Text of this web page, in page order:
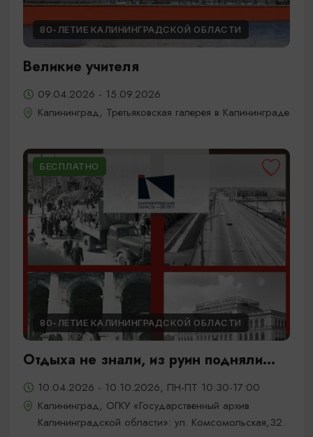
80-ЛЕТИЕ КАЛИНИНГРАДСКОЙ ОБЛАСТИ
Великие учителя
09.04.2026 - 15.09.2026
Калининград, Третьяковская галерея в Калининграде
БЕСПЛАТНО
80-ЛЕТИЕ КАЛИНИНГРАДСКОЙ ОБЛАСТИ
Отдыха не знали, из руин подняли...
10.04.2026 - 10.10.2026, ПН-ПТ 10:30-17:00
Калининград, ОГКУ «Государственный архив
Калининградской области»: ул. Комсомольская,32.